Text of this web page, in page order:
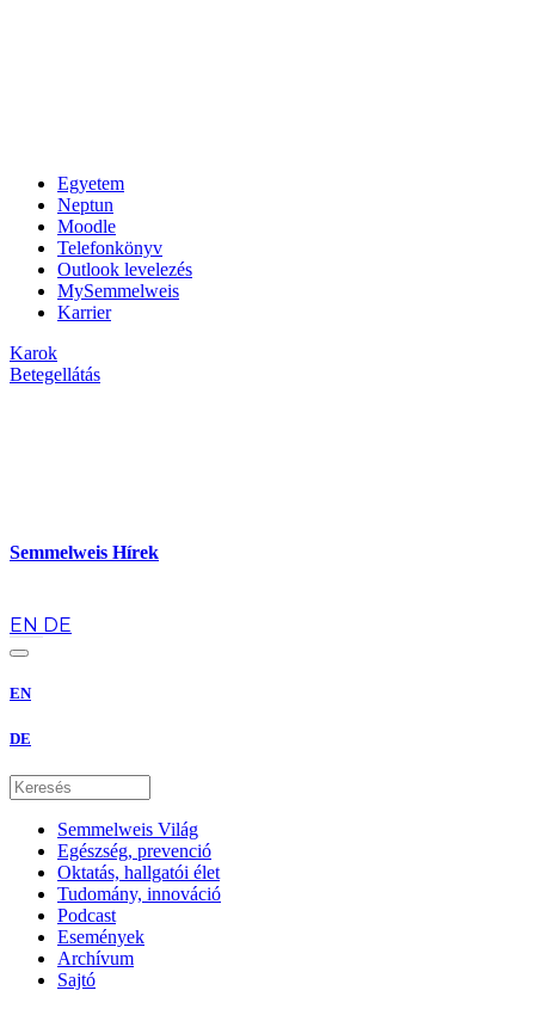
Egyetem
Neptun
Moodle
Telefonkönyv
Outlook levelezés
MySemmelweis
Karrier
Karok
Betegellátás
Semmelweis Hírek
EN DE
EN
DE
Semmelweis Világ
Egészség, prevenció
Oktatás, hallgatói élet
Tudomány, innováció
Podcast
Események
Archívum
Sajtó